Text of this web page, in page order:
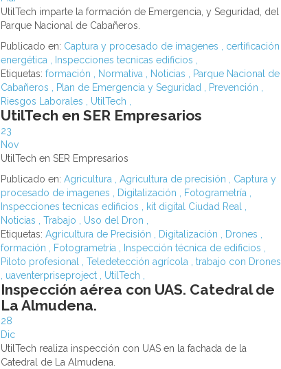
UtilTech imparte la formación de Emergencia, y Seguridad, del
Parque Nacional de Cabañeros.
Publicado en: Captura y procesado de imagenes
certificación
energética
Inspecciones tecnicas edificios
Etiquetas: formación Normativa Noticias
Parque Nacional de
Cabañeros
Plan de Emergencia y Seguridad Prevención
Riesgos Laborales
UtilTech
UtilTech en SER Empresarios
23
Nov
UtilTech en SER Empresarios
Publicado en: Agricultura Agricultura de precisión
Captura y
procesado de imagenes
Digitalización Fotogrametría
Inspecciones tecnicas edificios
kit digital Ciudad Real
Noticias
Trabajo Uso del Dron
Etiquetas: Agricultura de Precisión Digitalización Drones
formación
Fotogrametría Inspección técnica de edificios
Piloto profesional
Teledetección agrícola
trabajo con Drones
uaventerpriseproject UtilTech
Inspección aérea con UAS. Catedral de
La Almudena.
28
Dic
UtilTech realiza inspección con UAS en la fachada de la
Catedral de La Almudena.